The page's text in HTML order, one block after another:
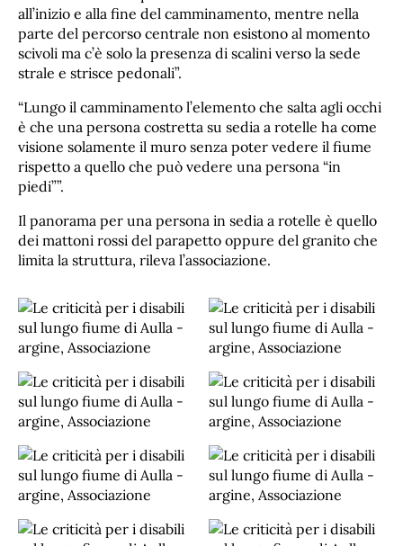
all’inizio e alla fine del camminamento, mentre nella
parte del percorso centrale non esistono al momento
scivoli ma c’è solo la presenza di scalini verso la sede
strale e strisce pedonali”.
“Lungo il camminamento l’elemento che salta agli occhi
è che una persona costretta su sedia a rotelle ha come
visione solamente il muro senza poter vedere il fiume
rispetto a quello che può vedere una persona “in
piedi””.
Il panorama per una persona in sedia a rotelle è quello
dei mattoni rossi del parapetto oppure del granito che
limita la struttura, rileva l’associazione.